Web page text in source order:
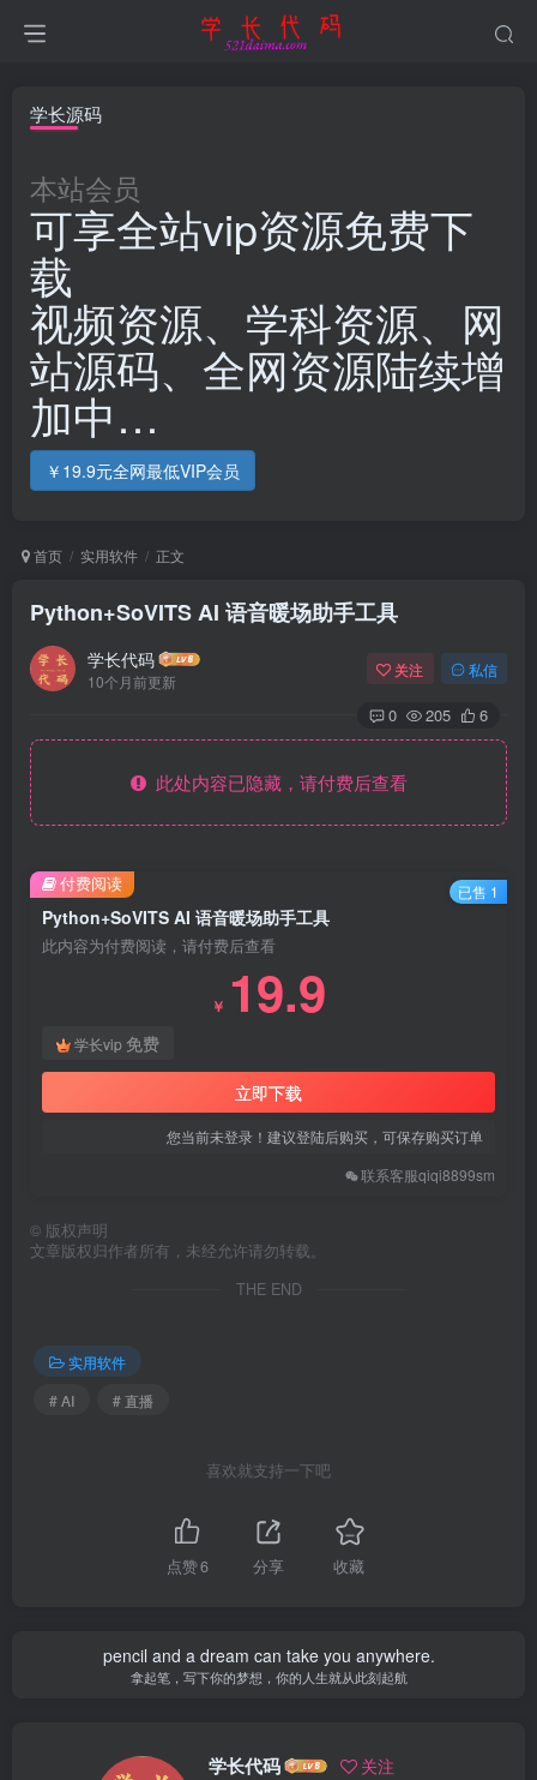
学长源码
本站会员
可享全站vip资源免费下
载
视频资源、学科资源、网
站源码、全网资源陆续增
加中…
￥19.9元全网最低VIP会员
首页 实用软件 正文
Python+SoVITS AI 语音暖场助手工具
学长代码
10个月前更新
关注 私信
0 205 6
此处内容已隐藏，请付费后查看
Python+SoVITS AI 语音暖场助手工具
此内容为付费阅读，请付费后查看
￥ 19.9
学长vip 免费
立即下载
您当前未登录！建议登陆后购买，可保存购买订单
联系客服qiqi8899sm
付费阅读 已售 1
© 版权声明
文章版权归作者所有，未经允许请勿转载。
THE END
实用软件
# AI
# 直播
喜欢就支持一下吧
点赞6 分享 收藏
pencil and a dream can take you anywhere.
拿起笔，写下你的梦想，你的人生就从此刻起航
学长代码 关注